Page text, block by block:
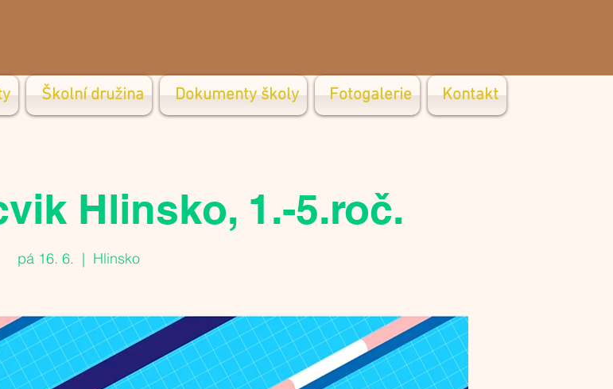
Školní družina Dokumenty školy Fotogalerie Kontakt
Hlinsko, 1.-5.roč.
pá 16. 6.
  |
Hlinsko